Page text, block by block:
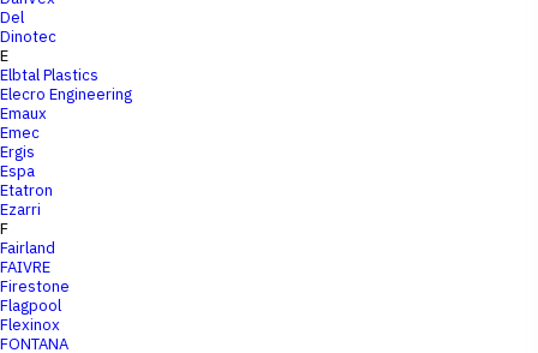
Del
Dinotec
E
Elbtal Plastics
Elecro Engineering
Emaux
Emec
Ergis
Espa
Etatron
Ezarri
F
Fairland
FAIVRE
Firestone
Flagpool
Flexinox
FONTANA